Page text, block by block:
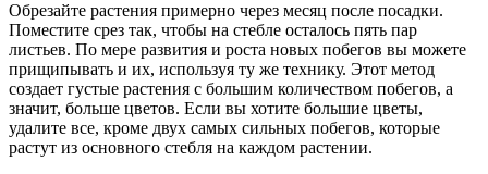
Обрезайте растения примерно через месяц после посадки.
Поместите срез так, чтобы на стебле осталось пять пар
листьев. По мере развития и роста новых побегов вы можете
прищипывать и их, используя ту же технику. Этот метод
создает густые растения с большим количеством побегов, а
значит, больше цветов. Если вы хотите большие цветы,
удалите все, кроме двух самых сильных побегов, которые
растут из основного стебля на каждом растении.